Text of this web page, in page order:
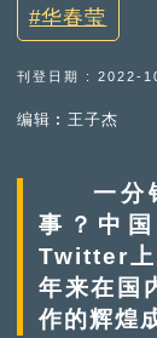
华春莹
刊登日期 : 2022-
编辑︰王子杰
一分钟
事？中
Twitter上
年来在国
作的辉煌